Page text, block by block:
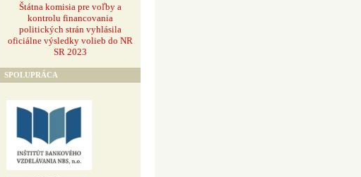
Štátna komisia pre voľby a
kontrolu financovania
politických strán vyhlásila
oficiálne výsledky volieb do NR
SR 2023
SPOLUPRÁCA